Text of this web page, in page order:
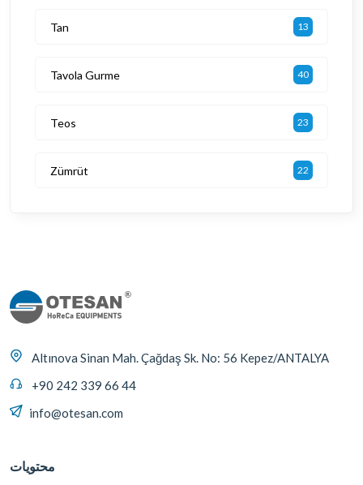
Tan 13
Tavola Gurme 40
Teos 23
Zümrüt 22
Altınova Sinan Mah. Çağdaş Sk. No: 56 Kepez/ANTALYA
+90 242 339 66 44
info@otesan.com
محتويات